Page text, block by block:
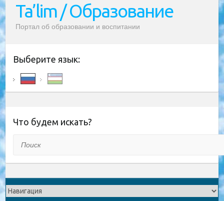
Ta’lim / Образование
Портал об образовании и воспитании
Выберите язык:
Что будем искать?